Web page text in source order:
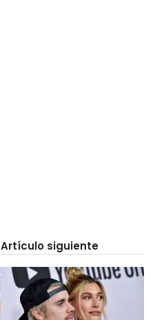
Artículo siguiente